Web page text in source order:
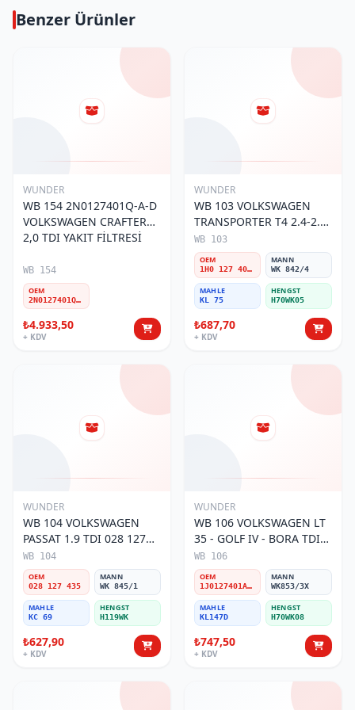
Benzer Ürünler
WUNDER
WB 154 2N0127401Q-A-D
VOLKSWAGEN CRAFTER
2,0 TDI YAKIT FİLTRESİ
WB 154
OEM
2N0127401Q-A-D
₺4.933,50
+ KDV
WUNDER
WB 103 VOLKSWAGEN
TRANSPORTER T4 2.4-2.5
MOTOR- CADDY E.M 1H0
127 401 C Yakıt/Mazot
Filtresi
WB 103
OEM
1H0 127 401 C
MANN
WK 842/4
MAHLE
KL 75
HENGST
H70WK05
₺687,70
+ KDV
WUNDER
WB 104 VOLKSWAGEN
PASSAT 1.9 TDI 028 127
435 Yakıt/Mazot Filtresi
WB 104
OEM
028 127 435
MANN
WK 845/1
MAHLE
KC 69
HENGST
H119WK
₺627,90
+ KDV
WUNDER
WB 106 VOLKSWAGEN LT
35 - GOLF IV - BORA TDI
1J0 127 401 Yakıt/Mazot
Filtresi
WB 106
OEM
1J0127401A/2D0127399/1J0127399A
MANN
WK853/3X
MAHLE
KL147D
HENGST
H70WK08
₺747,50
+ KDV